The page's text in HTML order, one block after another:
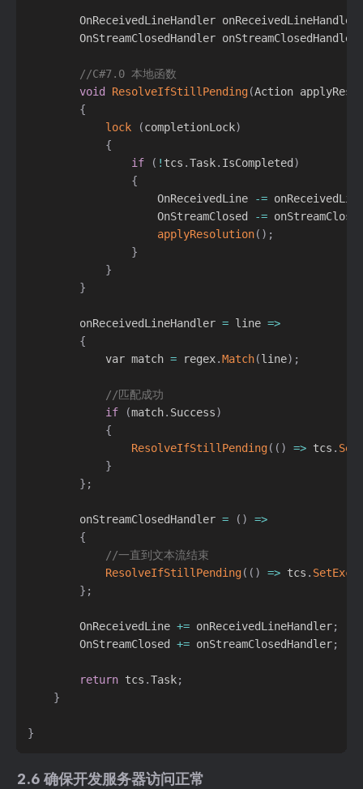
OnReceivedLineHandler
OnStreamClosedHandler
//C#7.0 本地函数
void
ResolveIfStillPending(Action
{
lock
(completionLock)
{
if
( ! tcs .Task. IsCompleted )
{
                    OnReceivedLine
-=
                    OnStreamClosed
-=
applyResolution( ) ;
}
}
}
        onReceivedLineHandler
= line =>
{
            var match
= regex.Match(line) ;
//匹配成功
if
(match. Success)
{
ResolveIfStillPending( ( ) => tcs .
}
} ;
        onStreamClosedHandler
= ( ) =>
{
//一直到文本流结束
ResolveIfStillPending( ( ) => tcs .
} ;
        OnReceivedLine
+= onReceivedLineHandler;
        OnStreamClosed
+= onStreamClosedHandler;
return tcs .Task;
}
}
2.6 确保开发服务器访问正常